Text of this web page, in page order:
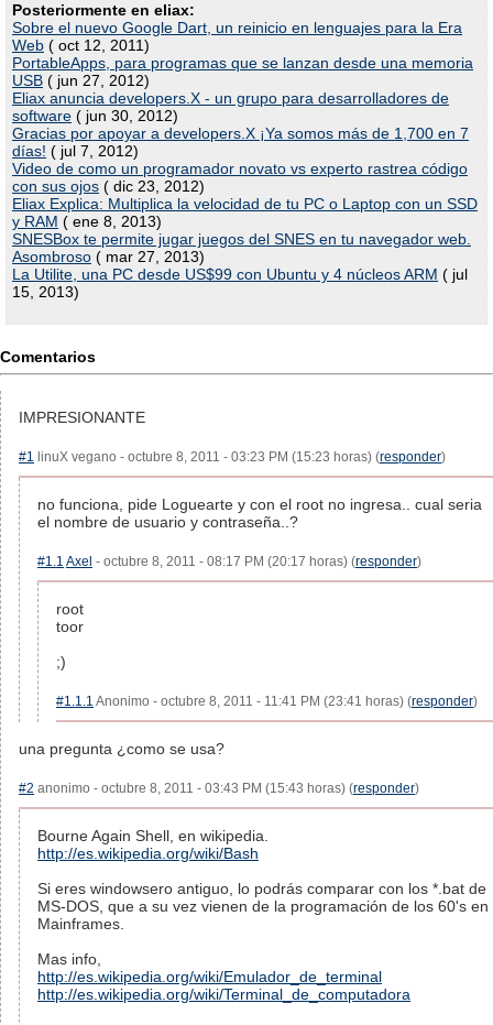
Posteriormente en eliax:
Sobre el nuevo Google Dart, un reinicio en lenguajes para la Era
Web ( oct 12, 2011)
PortableApps, para programas que se lanzan desde una memoria
USB ( jun 27, 2012)
Eliax anuncia developers.X - un grupo para desarrolladores de
software ( jun 30, 2012)
Gracias por apoyar a developers.X ¡Ya somos más de 1,700 en 7
días! ( jul 7, 2012)
Video de como un programador novato vs experto rastrea código
con sus ojos ( dic 23, 2012)
Eliax Explica: Multiplica la velocidad de tu PC o Laptop con un SSD
y RAM ( ene 8, 2013)
SNESBox te permite jugar juegos del SNES en tu navegador web.
Asombroso ( mar 27, 2013)
La Utilite, una PC desde US$99 con Ubuntu y 4 núcleos ARM ( jul
15, 2013)
Comentarios
IMPRESIONANTE
#1 linuX vegano - octubre 8, 2011 - 03:23 PM (15:23 horas) (responder)
no funciona, pide Loguearte y con el root no ingresa.. cual seria
el nombre de usuario y contraseña..?
#1.1 Axel - octubre 8, 2011 - 08:17 PM (20:17 horas) (responder)
root
toor
;)
#1.1.1 Anonimo - octubre 8, 2011 - 11:41 PM (23:41 horas) (responder)
una pregunta ¿como se usa?
#2 anonimo - octubre 8, 2011 - 03:43 PM (15:43 horas) (responder)
Bourne Again Shell, en wikipedia.
http://es.wikipedia.org/wiki/Bash
Si eres windowsero antiguo, lo podrás comparar con los *.bat de
MS-DOS, que a su vez vienen de la programación de los 60's en
Mainframes.
Mas info,
http://es.wikipedia.org/wiki/Emulador_de_terminal
http://es.wikipedia.org/wiki/Terminal_de_computadora